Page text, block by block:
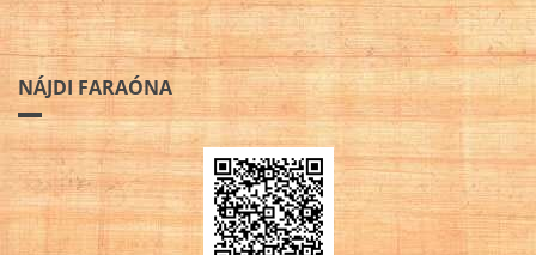
NÁJDI FARAÓNA